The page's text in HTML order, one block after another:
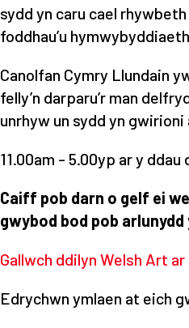
sydd yn caru cael
foddhau’u
Canolfan Cymry Llundain
felly’n darparu’r man
unrhyw un sydd yn
11.00am - 5.00yp ar y ddau
Caiff pob darn o gelf ei
gwybod bod pob
Gallwch ddilyn Welsh Art
Edrychwn ymlaen at eich